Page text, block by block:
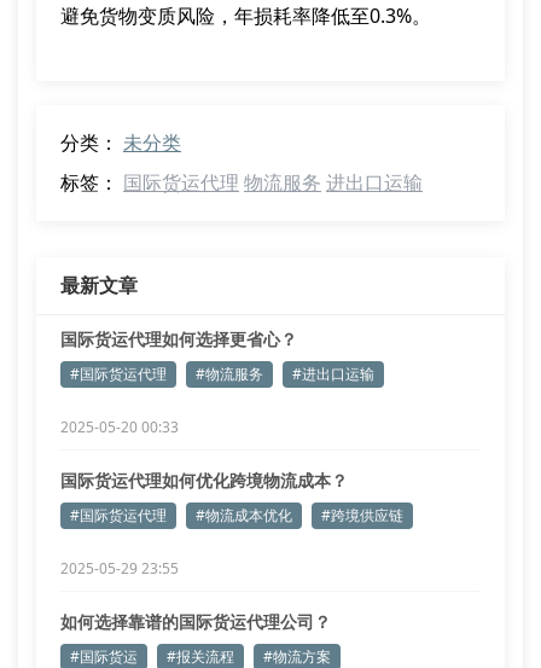
避免货物变质风险，年损耗率降低至0.3%。
分类： 未分类
标签： 国际货运代理 物流服务 进出口运输
最新文章
国际货运代理如何选择更省心？
#国际货运代理 #物流服务 #进出口运输
2025-05-20 00:33
国际货运代理如何优化跨境物流成本？
#国际货运代理 #物流成本优化 #跨境供应链
2025-05-29 23:55
如何选择靠谱的国际货运代理公司？
#国际货运 #报关流程 #物流方案